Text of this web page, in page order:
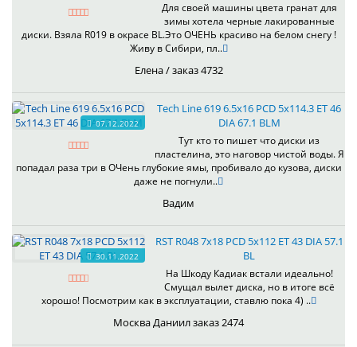
Для своей машины цвета гранат для
зимы хотела черные лакированные
диски. Взяла R019 в окрасе BL.Это ОЧЕНЬ красиво на белом снегу !
Живу в Сибири, пл..
Елена / заказ 4732
07.12.2022
Tech Line 619 6.5x16 PCD 5x114.3 ET 46
DIA 67.1 BLM
Тут кто то пишет что диски из
пластелина, это наговор чистой воды. Я
попадал раза три в ОЧень глубокие ямы, пробивало до кузова, диски
даже не погнули..
Вадим
30.11.2022
RST R048 7x18 PCD 5x112 ET 43 DIA 57.1
BL
На Шкоду Кадиак встали идеально!
Смущал вылет диска, но в итоге всё
хорошо! Посмотрим как в эксплуатации, ставлю пока 4) ..
Москва Даниил заказ 2474